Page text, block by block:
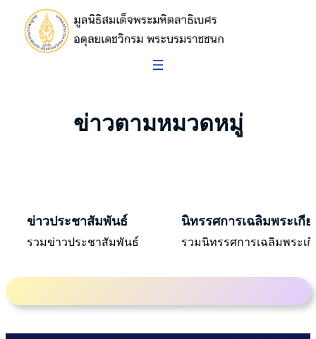
ข่าวตามหมวดหมู่
ข่าวประชาสัมพันธ์
รวมข่าวประชาสัมพันธ์
นิทรรศการเฉลิมพระเกี
รวมนิทรรศการเฉลิมพระเ